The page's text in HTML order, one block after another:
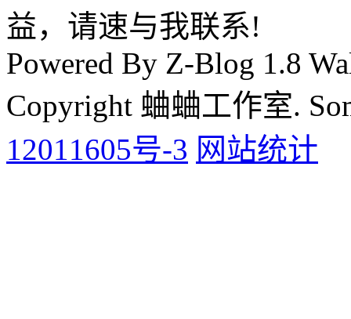
益，请速与我联系!
Powered By Z-Blog 1.8
Copyright 蛐蛐工作室.
12011605号-3 网站统计